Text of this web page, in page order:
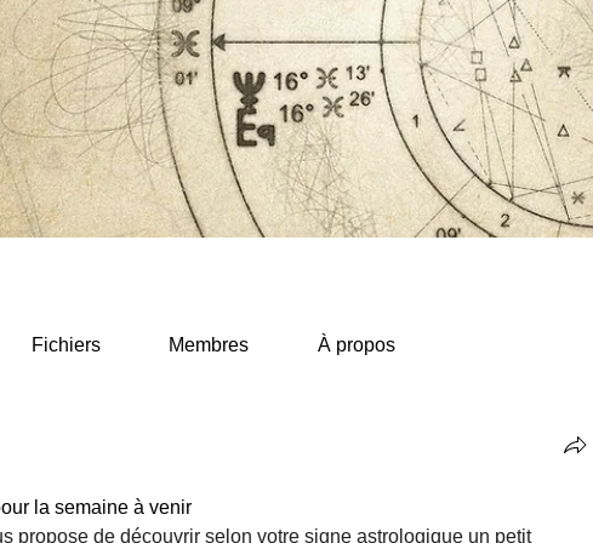
Fichiers Membres À propos
la semaine à venir
propose de découvrir selon votre signe astrologique un petit